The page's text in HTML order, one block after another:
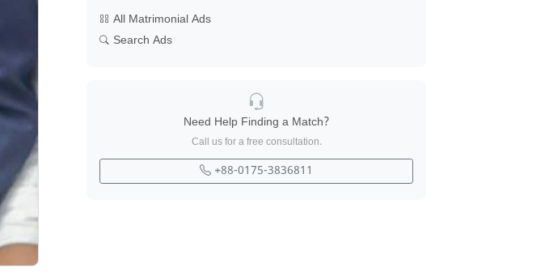
All Matrimonial Ads
Search Ads
Need Help Finding a Match?
Call us for a free consultation.
+88-0175-3836811